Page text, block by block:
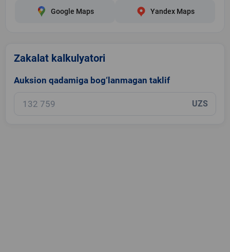
Google Maps Yandex Maps
Zakalat kalkulyatori
Auksion qadamiga bog‘lanmagan taklif
UZS